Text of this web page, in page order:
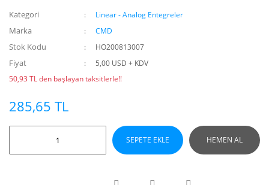
Kategori Linear - Analog Entegreler
Marka CMD
Stok Kodu HO200813007
Fiyat
5,00 USD + KDV
50,93 TL den başlayan taksitlerle!!
285,65 TL
SEPETE EKLE HEMEN AL